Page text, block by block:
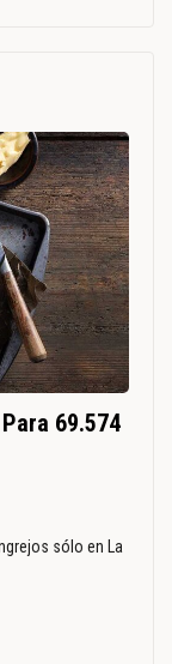
69.574
sólo en La